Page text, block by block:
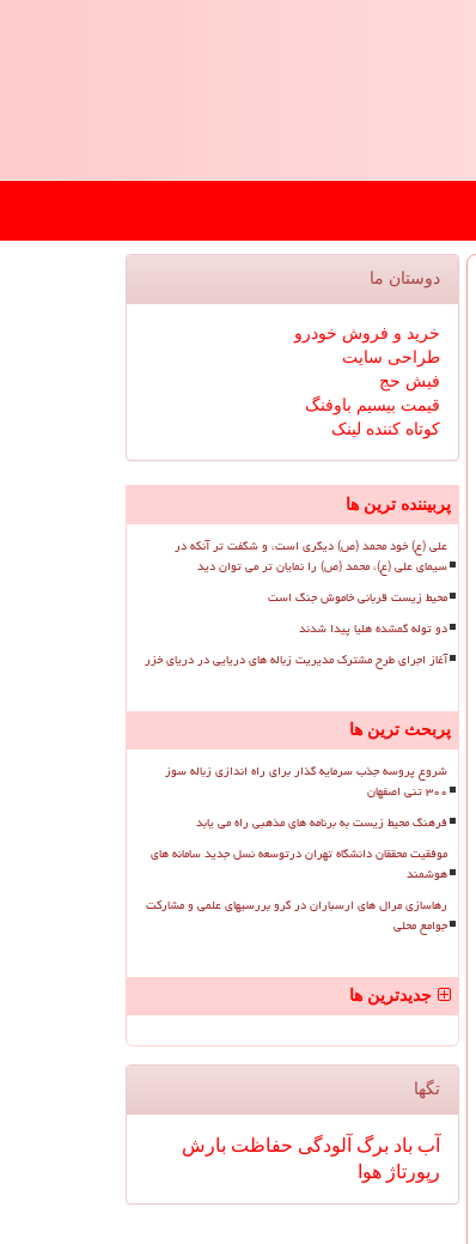
دوستان ما
خرید و فروش خودرو
طراحی سایت
فیش حج
قیمت بیسیم باوفنگ
کوتاه کننده لینک
پربیننده ترین ها
علی (ع) خود محمد (ص) دیگری است، و شگفت تر آنکه در
سیمای علی (ع)، محمد (ص) را نمایان تر می توان دید
محیط زیست قربانی خاموش جنگ است
دو توله گمشده هلیا پیدا شدند
آغاز اجرای طرح مشترک مدیریت زباله های دریایی در دریای خزر
پربحث ترین ها
شروع پروسه جذب سرمایه گذار برای راه اندازی زباله سوز
۳۰۰ تنی اصفهان
فرهنگ محیط زیست به برنامه های مذهبی راه می یابد
موفقیت محققان دانشگاه تهران درتوسعه نسل جدید سامانه های
هوشمند
رهاسازی مرال های ارسباران در گرو بررسیهای علمی و مشارکت
جوامع محلی
جدیدترین ها
تگها
آب باد برگ آلودگی حفاظت بارش
رپورتاژ هوا